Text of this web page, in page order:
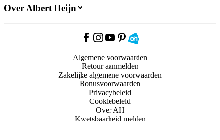
Over Albert Heijn
Algemene voorwaarden
Retour aanmelden
Zakelijke algemene voorwaarden
Bonusvoorwaarden
Privacybeleid
Cookiebeleid
Over AH
Kwetsbaarheid melden